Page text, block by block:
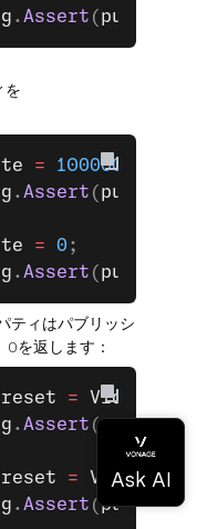
.Assert ( publisher
を
= 1000000
.Assert ( publisher
= 0 ;
.Assert ( publisher
ティはパブリッシ
を返します：
=
.Assert (publisher
=
.Assert (publisher